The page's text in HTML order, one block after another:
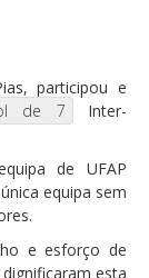
participou e
de 7
Inter-
de UFAP
equipa sem
e esforço de
esta